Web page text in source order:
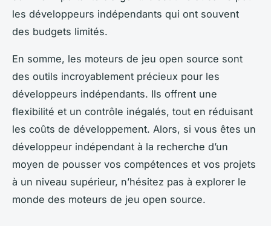
les développeurs indépendants qui ont souvent
des budgets limités.
En somme, les moteurs de jeu open source sont
des outils incroyablement précieux pour les
développeurs indépendants. Ils offrent une
flexibilité et un contrôle inégalés, tout en réduisant
les coûts de développement. Alors, si vous êtes un
développeur indépendant à la recherche d’un
moyen de pousser vos compétences et vos projets
à un niveau supérieur, n’hésitez pas à explorer le
monde des moteurs de jeu open source.